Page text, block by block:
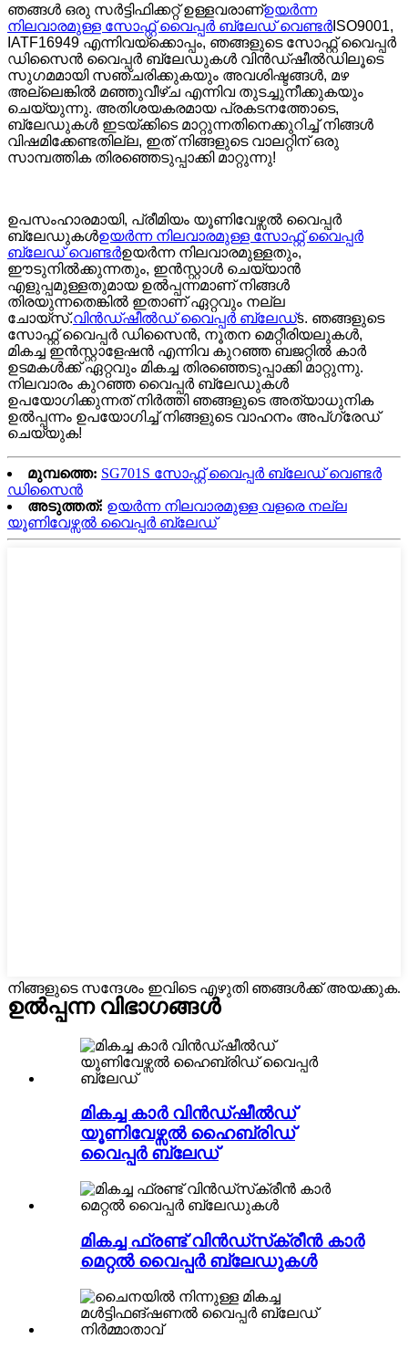
ഞങ്ങൾ ഒരു സർട്ടിഫിക്കറ്റ് ഉള്ളവരാണ്ഉയർന്ന
നിലവാരമുള്ള സോഫ്റ്റ് വൈപ്പർ ബ്ലേഡ് വെണ്ടർISO9001,
IATF16949 എന്നിവയ്‌ക്കൊപ്പം, ഞങ്ങളുടെ സോഫ്റ്റ് വൈപ്പർ
ഡിസൈൻ വൈപ്പർ ബ്ലേഡുകൾ വിൻഡ്‌ഷീൽഡിലൂടെ
സുഗമമായി സഞ്ചരിക്കുകയും അവശിഷ്ടങ്ങൾ, മഴ
അല്ലെങ്കിൽ മഞ്ഞുവീഴ്ച എന്നിവ തുടച്ചുനീക്കുകയും
ചെയ്യുന്നു. അതിശയകരമായ പ്രകടനത്തോടെ,
ബ്ലേഡുകൾ ഇടയ്ക്കിടെ മാറ്റുന്നതിനെക്കുറിച്ച് നിങ്ങൾ
വിഷമിക്കേണ്ടതില്ല, ഇത് നിങ്ങളുടെ വാലറ്റിന് ഒരു
സാമ്പത്തിക തിരഞ്ഞെടുപ്പാക്കി മാറ്റുന്നു!
ഉപസംഹാരമായി, പ്രീമിയം യൂണിവേഴ്സൽ വൈപ്പർ
ബ്ലേഡുകൾഉയർന്ന നിലവാരമുള്ള സോഫ്റ്റ് വൈപ്പർ
ബ്ലേഡ് വെണ്ടർഉയർന്ന നിലവാരമുള്ളതും,
ഈടുനിൽക്കുന്നതും, ഇൻസ്റ്റാൾ ചെയ്യാൻ
എളുപ്പമുള്ളതുമായ ഉൽപ്പന്നമാണ് നിങ്ങൾ
തിരയുന്നതെങ്കിൽ ഇതാണ് ഏറ്റവും നല്ല
ചോയ്സ്.വിൻഡ്ഷീൽഡ് വൈപ്പർ ബ്ലേഡ്s. ഞങ്ങളുടെ
സോഫ്റ്റ് വൈപ്പർ ഡിസൈൻ, നൂതന മെറ്റീരിയലുകൾ,
മികച്ച ഇൻസ്റ്റാളേഷൻ എന്നിവ കുറഞ്ഞ ബജറ്റിൽ കാർ
ഉടമകൾക്ക് ഏറ്റവും മികച്ച തിരഞ്ഞെടുപ്പാക്കി മാറ്റുന്നു.
നിലവാരം കുറഞ്ഞ വൈപ്പർ ബ്ലേഡുകൾ
ഉപയോഗിക്കുന്നത് നിർത്തി ഞങ്ങളുടെ അത്യാധുനിക
ഉൽപ്പന്നം ഉപയോഗിച്ച് നിങ്ങളുടെ വാഹനം അപ്‌ഗ്രേഡ്
ചെയ്യുക!
മുമ്പത്തെ: SG701S സോഫ്റ്റ് വൈപ്പർ ബ്ലേഡ് വെണ്ടർ
ഡിസൈൻ
അടുത്തത്: ഉയർന്ന നിലവാരമുള്ള വളരെ നല്ല
യൂണിവേഴ്സൽ വൈപ്പർ ബ്ലേഡ്
നിങ്ങളുടെ സന്ദേശം ഇവിടെ എഴുതി ഞങ്ങൾക്ക് അയക്കുക.
ഉൽപ്പന്ന വിഭാഗങ്ങൾ
മികച്ച കാർ വിൻഡ്ഷീൽഡ്
യൂണിവേഴ്സൽ ഹൈബ്രിഡ്
വൈപ്പർ ബ്ലേഡ്
മികച്ച ഫ്രണ്ട് വിൻഡ്‌സ്‌ക്രീൻ കാർ
മെറ്റൽ വൈപ്പർ ബ്ലേഡുകൾ